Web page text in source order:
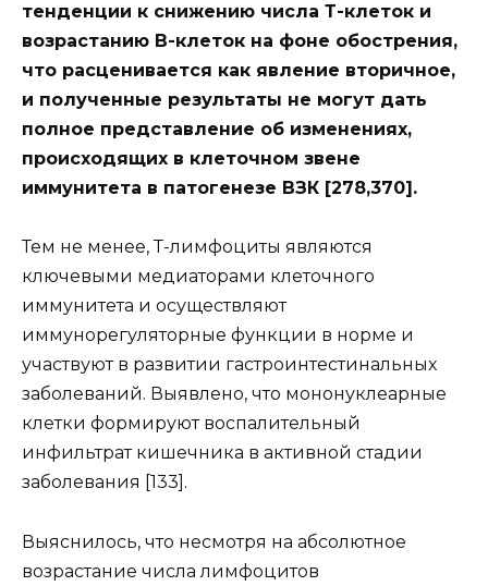
тенденции к снижению числа Т-клеток и
возрастанию В-клеток на фоне обострения,
что расценивается как явление вторичное,
и полученные результаты не могут дать
полное представление об изменениях,
происходящих в клеточном звене
иммунитета в патогенезе ВЗК [278,370].
Тем не менее, Т-лимфоциты являются
ключевыми медиаторами клеточного
иммунитета и осуществляют
иммунорегуляторные функции в норме и
участвуют в развитии гастроинтестинальных
заболеваний. Выявлено, что мононуклеарные
клетки формируют воспалительный
инфильтрат кишечника в активной стадии
заболевания [133].
Выяснилось, что несмотря на абсолютное
возрастание числа лимфоцитов